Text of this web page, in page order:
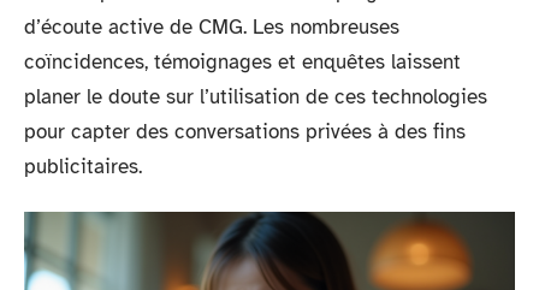
d’écoute active de CMG. Les nombreuses
coïncidences, témoignages et enquêtes laissent
planer le doute sur l’utilisation de ces technologies
pour capter des conversations privées à des fins
publicitaires.